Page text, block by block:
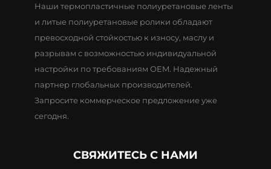
Наши термопластичные полиуретановые ленты
и литые полиуретановые ролики обладают
превосходной стойкостью к износу, маслу и
разрывам с возможностью индивидуальной
настройки по требованиям OEM. Надежный
партнер глобальных производителей.
Запросите коммерческое предложение уже
сегодня.
СВЯЖИТЕСЬ С НАМИ